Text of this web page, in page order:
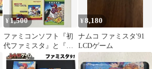
¥ 1,500
ファミコンソフト『初
代ファミスタ』と『フ
ァミスタ91』2本セッ
ト 箱と説明書付き
¥8,180
ナムコ ファミスタ'91
LCDゲーム